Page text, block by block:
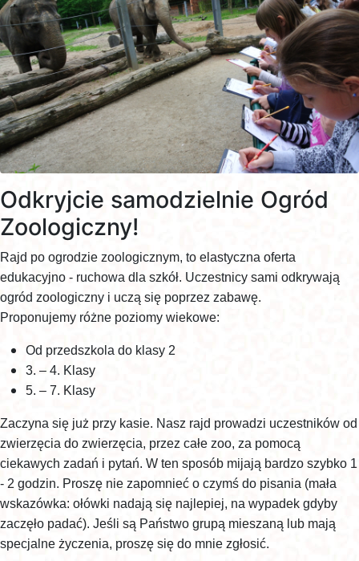
Odkryjcie samodzielnie Ogród
Zoologiczny!
Rajd po ogrodzie zoologicznym, to elastyczna oferta
edukacyjno - ruchowa dla szkół. Uczestnicy sami odkrywają
ogród zoologiczny i uczą się poprzez zabawę.
Proponujemy różne poziomy wiekowe:
Od przedszkola do klasy 2
3. – 4. Klasy
5. – 7. Klasy
Zaczyna się już przy kasie. Nasz rajd prowadzi uczestników od
zwierzęcia do zwierzęcia, przez całe zoo, za pomocą
ciekawych zadań i pytań. W ten sposób mijają bardzo szybko 1
- 2 godzin. Proszę nie zapomnieć o czymś do pisania (mała
wskazówka: ołówki nadają się najlepiej, na wypadek gdyby
zaczęło padać). Jeśli są Państwo grupą mieszaną lub mają
specjalne życzenia, proszę się do mnie zgłosić.